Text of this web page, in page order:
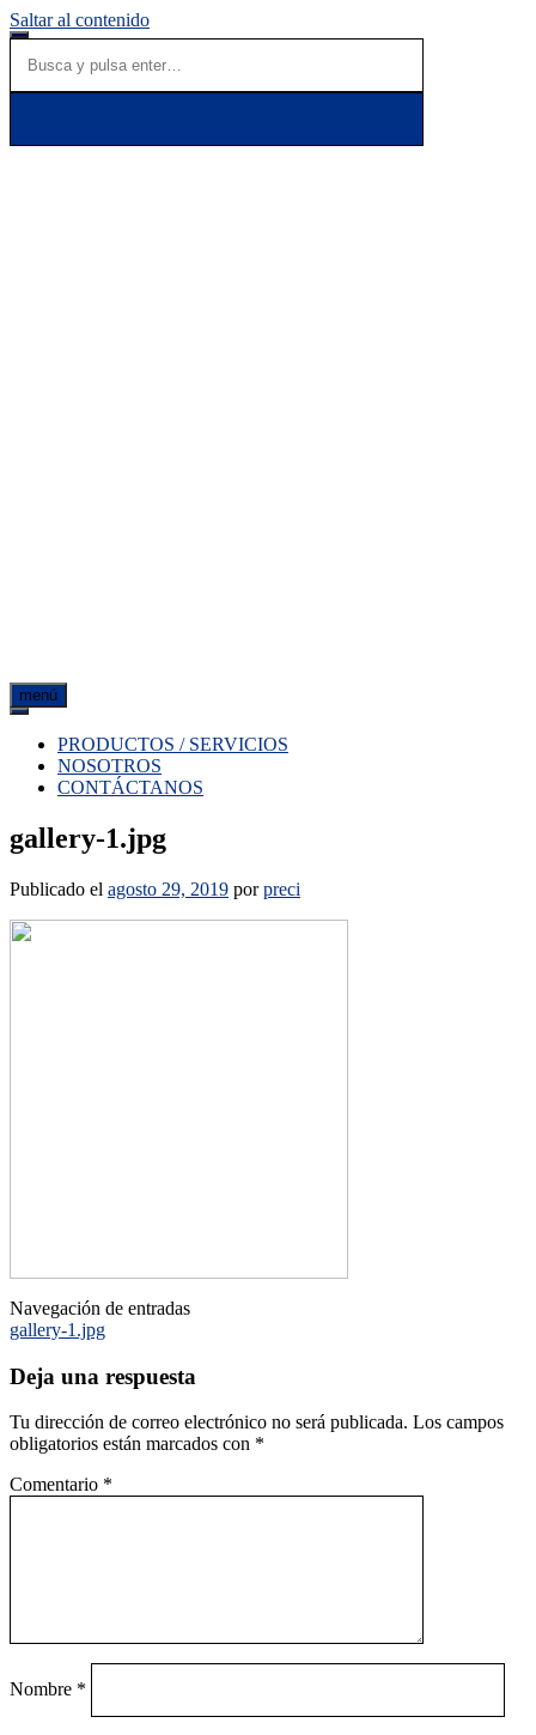
Saltar al contenido
menú
PRODUCTOS / SERVICIOS
NOSOTROS
CONTÁCTANOS
gallery-1.jpg
Publicado el agosto 29, 2019 porpreci
Navegación de entradas
gallery-1.jpg
Deja una respuesta
Tu dirección de correo electrónico no será publicada. Los campos
obligatorios están marcados con *
Comentario *
Nombre *